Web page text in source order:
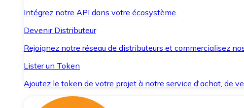
Intégrez notre API dans votre écosystème.
Devenir Distributeur
Rejoignez notre réseau de distributeurs et commercialisez
Lister un Token
Ajoutez le token de votre projet à notre service d'achat, de